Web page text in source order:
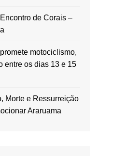
de Corais –
motociclismo,
entre os dias 13 e 15
Morte e Ressurreição
Araruama